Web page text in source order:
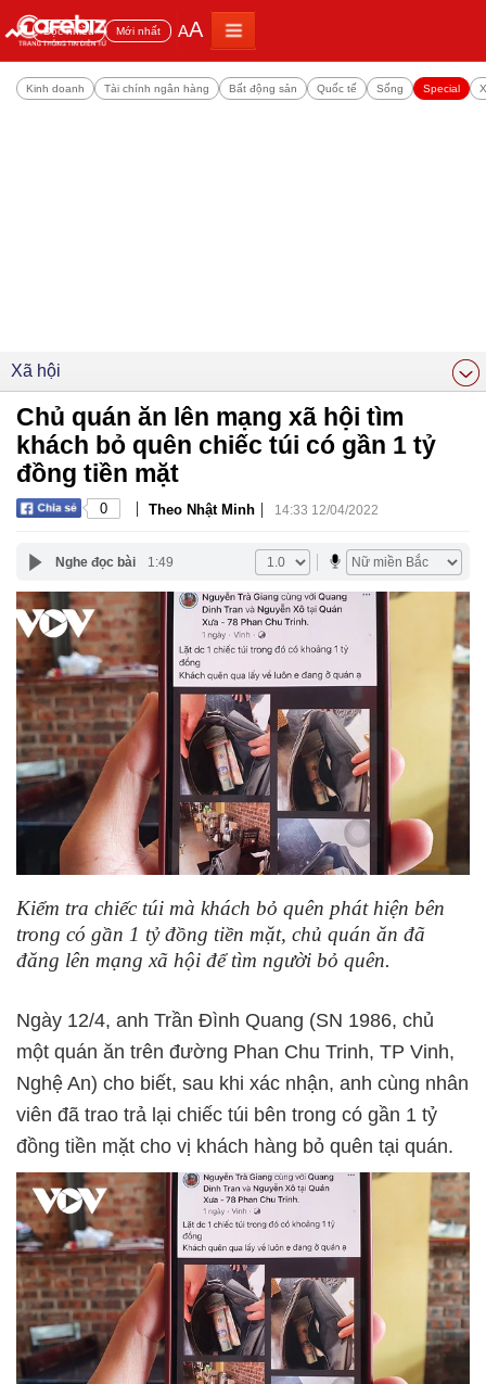
Đọc nhiều Mới nhất AA
Kinh doanh Tài chính ngân hàng Bất động sản Quốc tế Sống Special
Xã hội
Chủ quán ăn lên mạng xã hội tìm
khách bỏ quên chiếc túi có gần 1 tỷ
đồng tiền mặt
0 | Theo Nhật Minh | 14:33 12/04/2022
Nghe đọc bài 1:49
Kiểm tra chiếc túi mà khách bỏ quên phát hiện bên
trong có gần 1 tỷ đồng tiền mặt, chủ quán ăn đã
đăng lên mạng xã hội để tìm người bỏ quên.
Ngày 12/4, anh Trần Đình Quang (SN 1986, chủ
một quán ăn trên đường Phan Chu Trinh, TP Vinh,
Nghệ An) cho biết, sau khi xác nhận, anh cùng nhân
viên đã trao trả lại chiếc túi bên trong có gần 1 tỷ
đồng tiền mặt cho vị khách hàng bỏ quên tại quán.